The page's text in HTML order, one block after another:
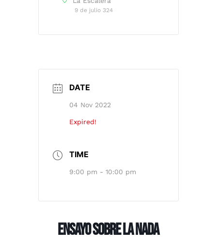
9 de julio 324
DATE
04 Nov 2022
Expired!
TIME
9:00 pm - 10:00 pm
ENSAYO SOBRE LA NADA